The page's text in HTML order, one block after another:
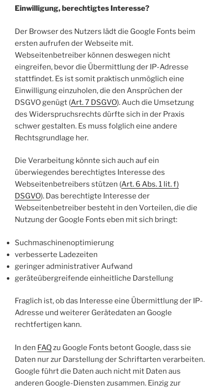
Einwilligung, berechtigtes Interesse?
Der Browser des Nutzers lädt die Google Fonts beim
ersten aufrufen der Webseite mit.
Webseitenbetreiber können deswegen nicht
eingreifen, bevor die Übermittlung der IP-Adresse
stattfindet. Es ist somit praktisch unmöglich eine
Einwilligung einzuholen, die den Ansprüchen der
DSGVO genügt (Art. 7 DSGVO). Auch die Umsetzung
des Widerspruchsrechts dürfte sich in der Praxis
schwer gestalten. Es muss folglich eine andere
Rechtsgrundlage her.
Die Verarbeitung könnte sich auch auf ein
überwiegendes berechtigtes Interesse des
Webseitenbetreibers stützen (Art. 6 Abs. 1 lit. f)
DSGVO). Das berechtigte Interesse der
Webseitenbetreiber besteht in den Vorteilen, die die
Nutzung der Google Fonts eben mit sich bringt:
Suchmaschinenoptimierung
verbesserte Ladezeiten
geringer administrativer Aufwand
geräteübergreifende einheitliche Darstellung
Fraglich ist, ob das Interesse eine Übermittlung der IP-
Adresse und weiterer Gerätedaten an Google
rechtfertigen kann.
In den FAQzu Google Fonts betont Google, dass sie
Daten nur zur Darstellung der Schriftarten verarbeiten.
Google führt die Daten auch nicht mit Daten aus
anderen Google-Diensten zusammen. Einzig zur